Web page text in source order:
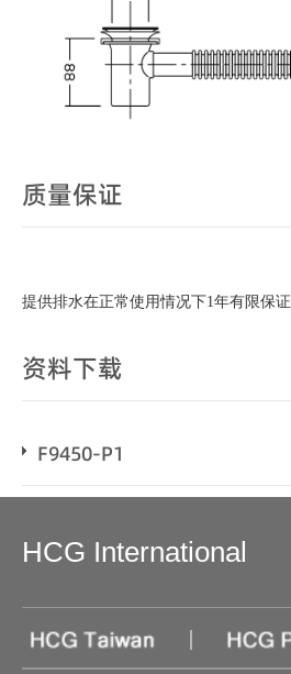
质量保证
提供排水在正常使用情况下1年有限保证
资料下载
F9450-P1
HCG International
|